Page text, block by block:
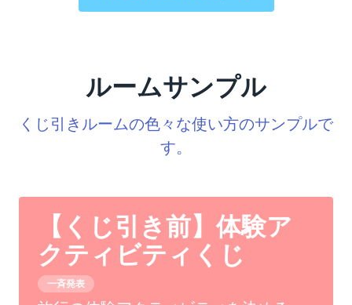
ルームサンプル
くじ引きルームの色々な使い方のサンプルで
す。
【くじ引き前】体験ア
クティビティくじ
一斉発表